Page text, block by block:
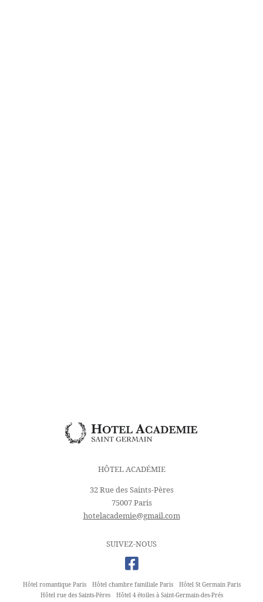
HÔTEL ACADÉMIE
32 Rue des Saints-Pères
75007 Paris
hotelacademie@gmail.com
SUIVEZ-NOUS
Hôtel romantique Paris Hôtel chambre familiale Paris
Hôtel St Germain Paris
Hôtel rue des Saints-Pères
Hôtel 4 étoiles à Saint-Germain-des-Prés